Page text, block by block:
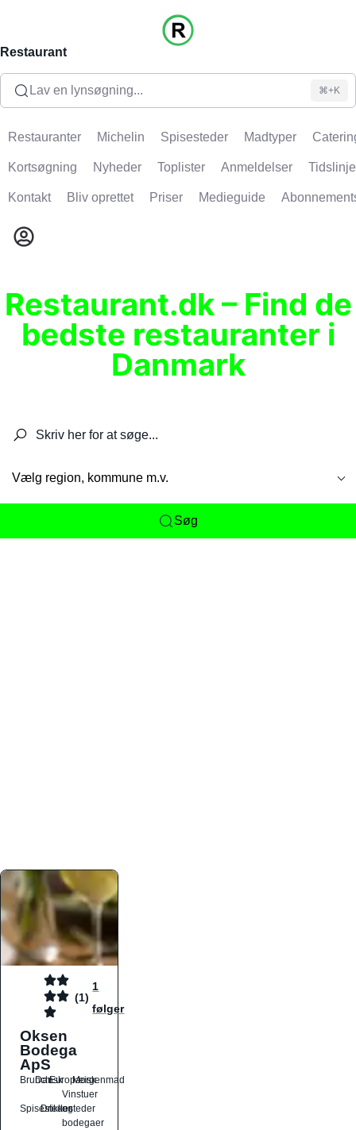
Restaurant
Lav en lynsøgning... ⌘+K
Restauranter Michelin Spisesteder Madtyper
Kortsøgning Nyheder Toplister Anmeldelser Tidslinje
Kontakt Bliv oprettet Priser Medieguide
Restaurant.dk – Find de
bedste restauranter i
Danmark
Vælg region, kommune m.v.
Søg
(1)
1
følger
Oksen
Bodega
ApS
Brunch
DanskEuropæiskMorgenmad
Spisesteder
Drikkesteder
Vinstuer
og
bodegaer